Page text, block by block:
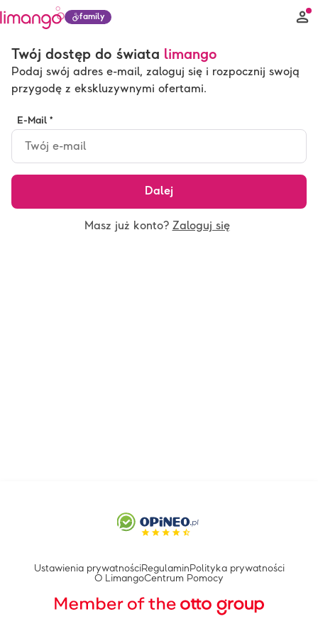
family
Twój dostęp do świata limango
Podaj swój adres e-mail, zaloguj się i rozpocznij swoją
przygodę z ekskluzywnymi ofertami.
E-Mail *
Dalej
Masz już konto? Zaloguj się
Ustawienia prywatnościRegulamin Polityka prywatności
O LimangoCentrum Pomocy